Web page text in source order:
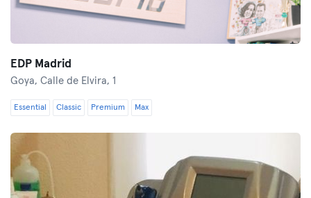
EDP Madrid
Goya, Calle de Elvira, 1
Essential Classic Premium Max